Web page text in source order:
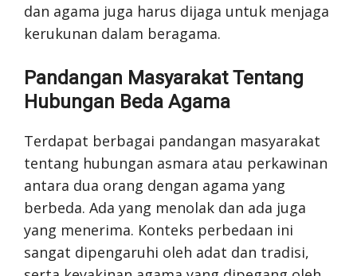
dan agama juga harus dijaga untuk menjaga
kerukunan dalam beragama.
Pandangan Masyarakat Tentang
Hubungan Beda Agama
Terdapat berbagai pandangan masyarakat
tentang hubungan asmara atau perkawinan
antara dua orang dengan agama yang
berbeda. Ada yang menolak dan ada juga
yang menerima. Konteks perbedaan ini
sangat dipengaruhi oleh adat dan tradisi,